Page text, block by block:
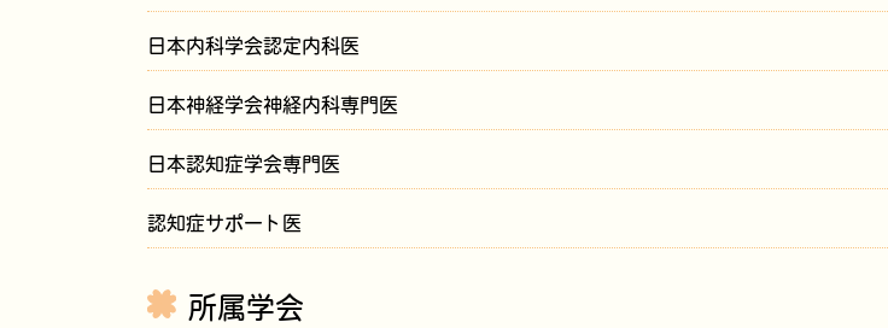
日本内科学会認定内科医
日本神経学会神経内科専門医
日本認知症学会専門医
認知症サポート医
所属学会